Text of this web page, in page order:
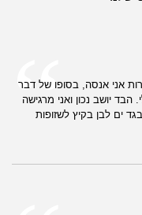
אני אנסה, בסופו של דבר
יושב נכון ואני מרגישה
ים לבן בקיץ לשזופות